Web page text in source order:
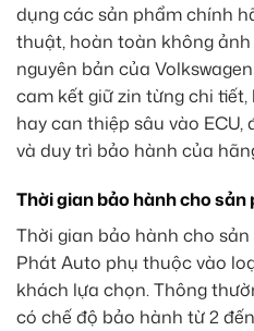
dụng các sản phẩm chính
thuật, hoàn toàn không
nguyên bản của
cam kết giữ zin từng chi
hay can thiệp sâu vào
và duy trì bảo hành của
Thời gian bảo hành cho sản
Thời gian bảo hành cho
Phát Auto phụ thuộc vào
khách lựa chọn. Thông
có chế độ bảo hành từ 2